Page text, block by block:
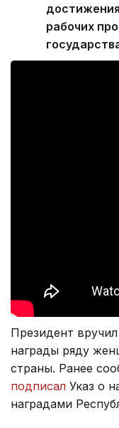
рабочих
Президент
награды ряду
страны. Ранее
подписал Указ о
наградами